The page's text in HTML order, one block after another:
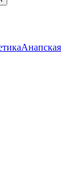
Анапская